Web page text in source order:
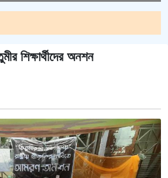
শিক্ষার্থীদের অনশন